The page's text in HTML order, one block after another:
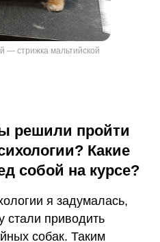
— стрижка мальтийской
решили пройти
Какие
собой на курсе?
я задумалась,
стали приводить
собак. Таким